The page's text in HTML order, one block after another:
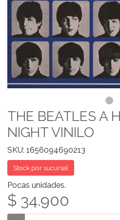
THE BEATLES A
NIGHT VINILO
SKU: 1656094690213
Stock por sucursal
Pocas unidades.
$ 34.900